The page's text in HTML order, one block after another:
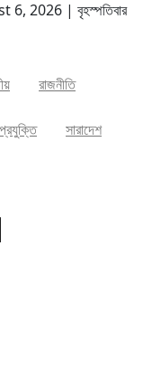
6, 2026| বৃহস্পতিবার
রাজনীতি
সারাদেশ